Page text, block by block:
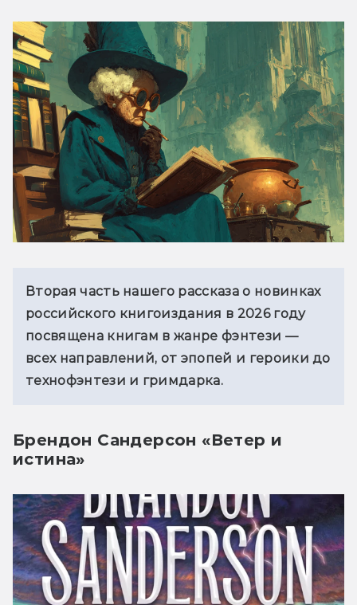
Вторая часть нашего рассказа о новинках
российского книгоиздания в 2026 году
посвящена книгам в жанре фэнтези —
всех направлений, от эпопей и героики до
технофэнтези и гримдарка.
Брендон Сандерсон «Ветер и
истина»